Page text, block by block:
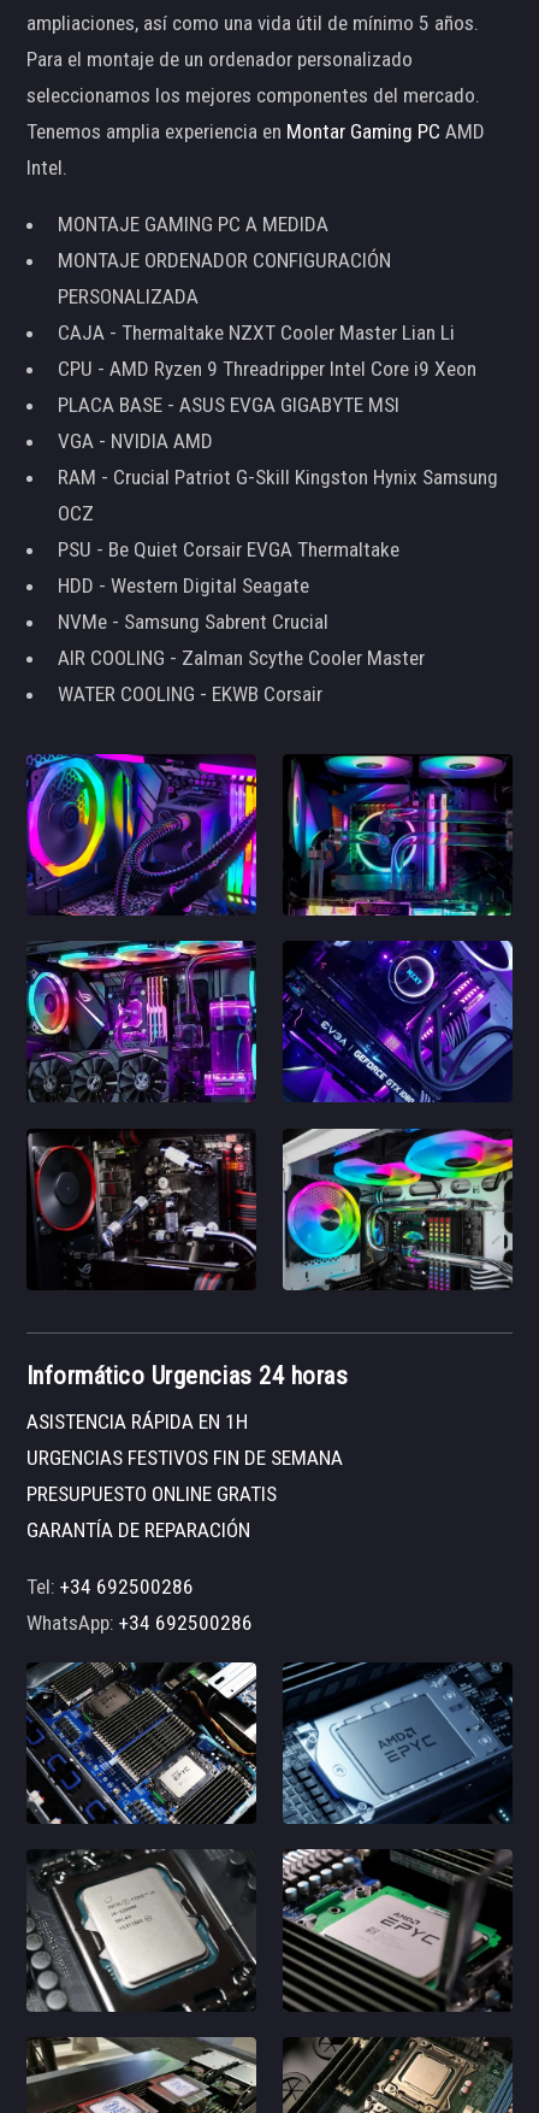
ampliaciones, así como una vida útil de mínimo 5 años.
Para el montaje de un ordenador personalizado
seleccionamos los mejores componentes del mercado.
Tenemos amplia experiencia en Montar Gaming PC AMD
Intel.
MONTAJE GAMING PC A MEDIDA
MONTAJE ORDENADOR CONFIGURACIÓN
PERSONALIZADA
CAJA - Thermaltake NZXT Cooler Master Lian Li
CPU - AMD Ryzen 9 Threadripper Intel Core i9 Xeon
PLACA BASE - ASUS EVGA GIGABYTE MSI
VGA - NVIDIA AMD
RAM - Crucial Patriot G-Skill Kingston Hynix Samsung
OCZ
PSU - Be Quiet Corsair EVGA Thermaltake
HDD - Western Digital Seagate
NVMe - Samsung Sabrent Crucial
AIR COOLING - Zalman Scythe Cooler Master
WATER COOLING - EKWB Corsair
Informático Urgencias 24 horas
ASISTENCIA RÁPIDA EN 1H
URGENCIAS FESTIVOS FIN DE SEMANA
PRESUPUESTO ONLINE GRATIS
GARANTÍA DE REPARACIÓN
Tel:+34 692500286
WhatsApp:+34 692500286